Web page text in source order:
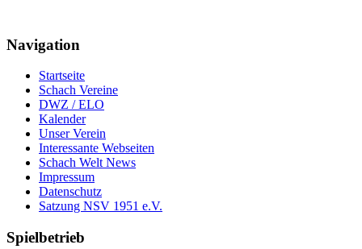
Navigation
Startseite
Schach Vereine
DWZ / ELO
Kalender
Unser Verein
Interessante Webseiten
Schach Welt News
Impressum
Datenschutz
Satzung NSV 1951 e.V.
Spielbetrieb